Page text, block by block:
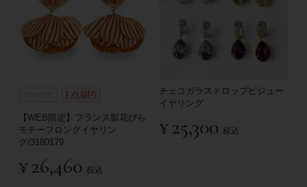
【WEB限定】フランス製花びら
モチーフロングイヤリン
グ/3180179
¥26,460 税込
チェコガラスドロップビジュー
イヤリング
¥25,300 税込